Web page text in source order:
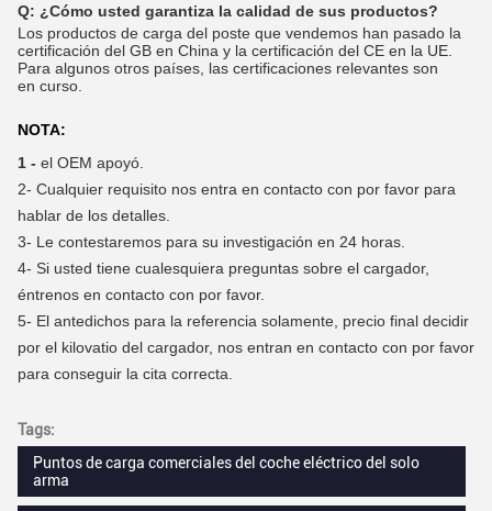
Q: ¿Cómo usted garantiza la calidad de sus productos?
Los productos de carga del poste que vendemos han pasado la
certificación del GB en China y la certificación del CE en la UE.
Para algunos otros países, las certificaciones relevantes son
en curso.
NOTA:
1 - el OEM apoyó.
2- Cualquier requisito nos entra en contacto con por favor para
hablar de los detalles.
3- Le contestaremos para su investigación en 24 horas.
4- Si usted tiene cualesquiera preguntas sobre el cargador,
éntrenos en contacto con por favor.
5- El antedichos para la referencia solamente, precio final decidir
por el kilovatio del cargador, nos entran en contacto con por favor
para conseguir la cita correcta.
Tags:
Puntos de carga comerciales del coche eléctrico del solo
arma